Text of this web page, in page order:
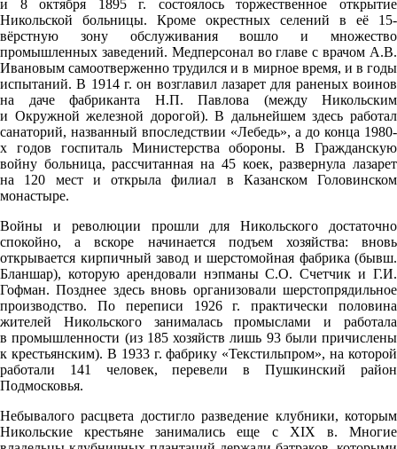
и 8 октября 1895 г. состоялось торжественное открытие
Никольской больницы. Кроме окрестных селений в её 15-
вёрстную зону обслуживания вошло и множество
промышленных заведений. Медперсонал во главе с врачом А.В.
Ивановым самоотверженно трудился и в мирное время, и в годы
испытаний. В 1914 г. он возглавил лазарет для раненых воинов
на даче фабриканта Н.П. Павлова (между Никольским
и Окружной железной дорогой). В дальнейшем здесь работал
санаторий, названный впоследствии «Лебедь», а до конца 1980-
х годов госпиталь Министерства обороны. В Гражданскую
войну больница, рассчитанная на 45 коек, развернула лазарет
на 120 мест и открыла филиал в Казанском Головинском
монастыре.
Войны и революции прошли для Никольского достаточно
спокойно, а вскоре начинается подъем хозяйства: вновь
открывается кирпичный завод и шерстомойная фабрика (бывш.
Бланшар), которую арендовали нэпманы С.О. Счетчик и Г.И.
Гофман. Позднее здесь вновь организовали шерстопрядильное
производство. По переписи 1926 г. практически половина
жителей Никольского занималась промыслами и работала
в промышленности (из 185 хозяйств лишь 93 были причислены
к крестьянским). В 1933 г. фабрику «Текстильпром», на которой
работали 141 человек, перевели в Пушкинский район
Подмосковья.
Небывалого расцвета достигло разведение клубники, которым
Никольские крестьяне занимались еще с XIX в. Многие